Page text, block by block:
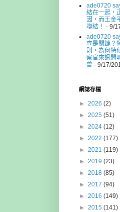
ade0720
結在一起，
因，而王金
聯結！ - 9/
ade0720
查是關鍵？
則，為何特
察官來訊問
曾 - 9/17/
網誌存檔
► 2026 (2)
► 2025 (51)
► 2024 (12)
► 2022 (177)
► 2021 (119)
► 2019 (23)
► 2018 (85)
► 2017 (94)
► 2016 (149)
► 2015 (141)